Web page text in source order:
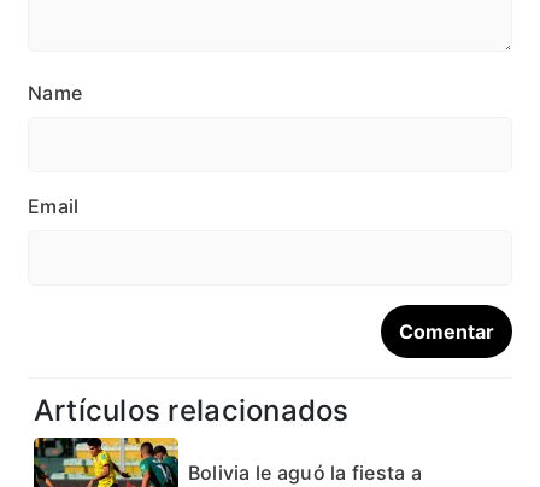
Name
Email
Artículos relacionados
Bolivia le aguó la fiesta a